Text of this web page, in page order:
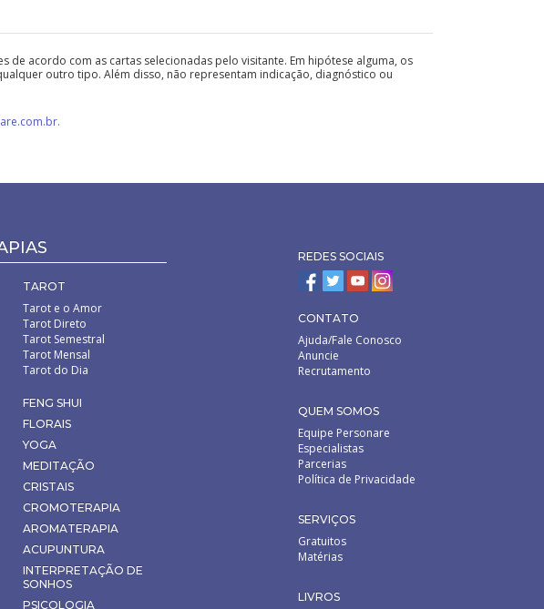
acordo com as cartas selecionadas pelo visitante. Em hipótese alguma, os
outro tipo. Além disso, não representam indicação, diagnóstico ou
TAROT
Tarot e o Amor
Tarot Direto
Tarot Semestral
Tarot Mensal
Tarot do Dia
FENG SHUI
FLORAIS
YOGA
MEDITAÇÃO
CRISTAIS
CROMOTERAPIA
AROMATERAPIA
ACUPUNTURA
INTERPRETAÇÃO DE
SONHOS
PSICOLOGIA
REDES SOCIAIS
CONTATO
Ajuda/Fale Conosco
Anuncie
Recrutamento
QUEM SOMOS
Equipe Personare
Especialistas
Parcerias
Política de Privacidade
SERVIÇOS
Gratuitos
Matérias
LIVROS